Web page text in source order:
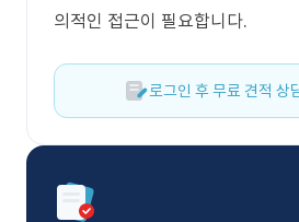
의적인 접근이 필요합니다.
로그인 후 무료 견적 상